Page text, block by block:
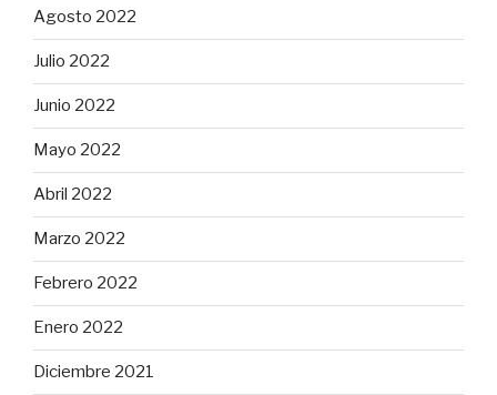
Agosto 2022
Julio 2022
Junio 2022
Mayo 2022
Abril 2022
Marzo 2022
Febrero 2022
Enero 2022
Diciembre 2021